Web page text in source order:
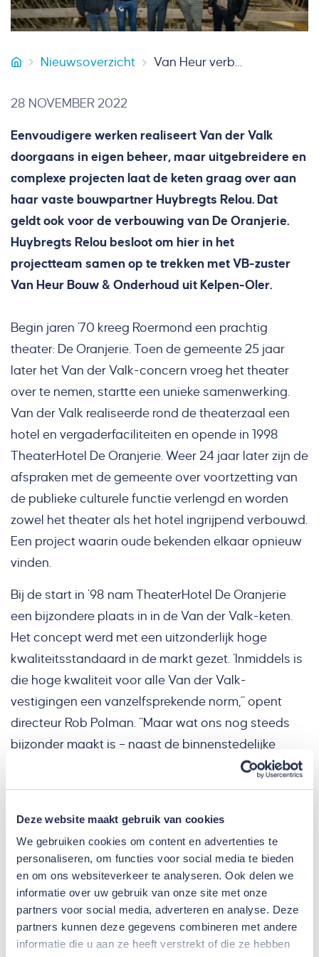
Deze website maakt gebruik van cookies
We gebruiken cookies om content en advertenties te
personaliseren, om functies voor social media te bieden
en om ons websiteverkeer te analyseren. Ook delen we
informatie over uw gebruik van onze site met onze
partners voor social media, adverteren en analyse. Deze
partners kunnen deze gegevens combineren met andere
informatie die u aan ze heeft verstrekt of die ze hebben
Van Heur Bouw & Onderhoud
Nieuwsoverzicht Van Heur verbouwt theater De Oranjerie
28 NOVEMBER 2022
Eenvoudigere werken realiseert Van der Valk
doorgaans in eigen beheer, maar uitgebreidere en
complexe projecten laat de keten graag over aan
haar vaste bouwpartner Huybregts Relou. Dat
geldt ook voor de verbouwing van De Oranjerie.
Huybregts Relou besloot om hier in het
projectteam samen op te trekken met VB-zuster
Van Heur Bouw & Onderhoud uit Kelpen-Oler.
Begin jaren ’70 kreeg Roermond een prachtig
theater: De Oranjerie. Toen de gemeente 25 jaar
later het Van der Valk-concern vroeg het theater
over te nemen, startte een unieke samenwerking.
Van der Valk realiseerde rond de theaterzaal een
hotel en vergaderfaciliteiten en opende in 1998
TheaterHotel De Oranjerie. Weer 24 jaar later zijn de
afspraken met de gemeente over voortzetting van
de publieke culturele functie verlengd en worden
zowel het theater als het hotel ingrijpend verbouwd.
Een project waarin oude bekenden elkaar opnieuw
vinden.
Bij de start in ’98 nam TheaterHotel De Oranjerie
een bijzondere plaats in in de Van der Valk-keten.
Het concept werd met een uitzonderlijk hoge
kwaliteitsstandaard in de markt gezet. ‘Inmiddels is
die hoge kwaliteit voor alle Van der Valk-
vestigingen een vanzelfsprekende norm,” opent
directeur Rob Polman. “Maar wat ons nog steeds
bijzonder maakt is – naast de binnenstedelijke
locatie, hartje Roermond – De Oranjerie. Het theater
draagt de totaalbeleving die wij onze gasten willen
wellicht, vervolgens een voorstelling, comfortabel
overnachten en ’s ochtends ter afsluiting een
heerlijk ontbijt. Alles voor een ultiem avondje uit.”
Na 25 jaar is het opnieuw tijd voor een grondige
update van het theater. Dat valt mooi samen met
een aantal andere opgaven waarvoor Polman